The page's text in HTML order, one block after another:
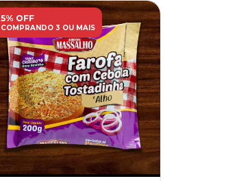
5% OFF
COMPRANDO 3 OU MAIS